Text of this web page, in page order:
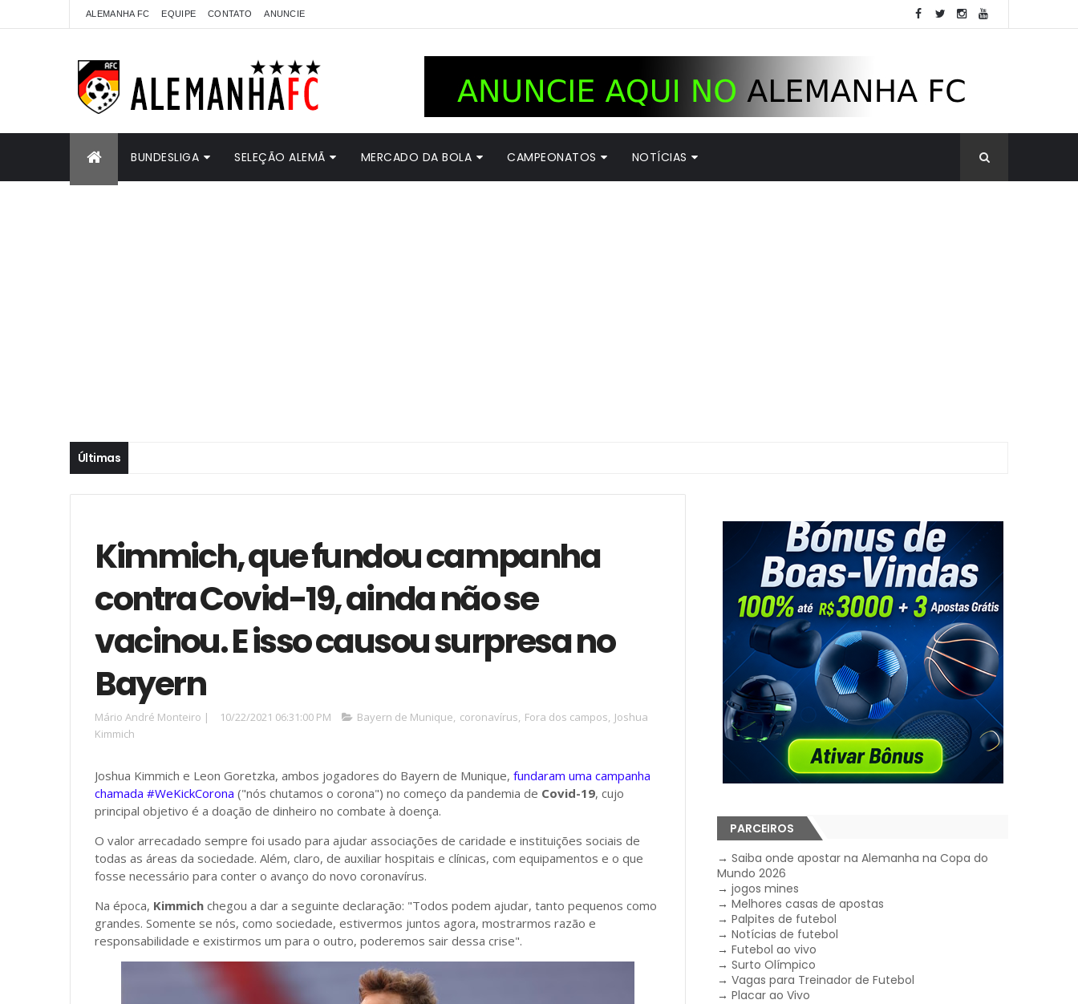
ALEMANHA FC EQUIPE CONTATO ANUNCIE
BUNDESLIGA SELEÇÃO ALEMÃ MERCADO DA BOLA CAMPEONATOS NOTÍCIAS
Últimas
Kimmich, que fundou campanha
contra Covid-19, ainda não se
vacinou. E isso causou surpresa no
Bayern
Mário André Monteiro | 10/22/2021 06:31:00 PM Bayern de Munique, coronavírus, Fora dos campos, Joshua
Kimmich
Joshua Kimmich e Leon Goretzka, ambos jogadores do Bayern de Munique, fundaram uma campanha
chamada #WeKickCorona ("nós chutamos o corona") no começo da pandemia de Covid-19, cujo
principal objetivo é a doação de dinheiro no combate à doença.
O valor arrecadado sempre foi usado para ajudar associações de caridade e instituições sociais de
todas as áreas da sociedade. Além, claro, de auxiliar hospitais e clínicas, com equipamentos e o que
fosse necessário para conter o avanço do novo coronavírus.
Na época, Kimmich chegou a dar a seguinte declaração: "Todos podem ajudar, tanto pequenos como
grandes. Somente se nós, como sociedade, estivermos juntos agora, mostrarmos razão e
responsabilidade e existirmos um para o outro, poderemos sair dessa crise".
PARCEIROS
→Saiba onde apostar na Alemanha na Copa do
Mundo 2026
→jogos mines
→Melhores casas de apostas
→Palpites de futebol
→Notícias de futebol
→Futebol ao vivo
→Surto Olímpico
→Vagas para Treinador de Futebol
→Placar ao Vivo